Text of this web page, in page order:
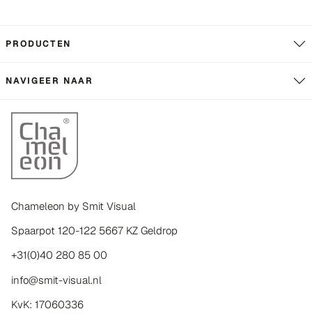
PRODUCTEN
NAVIGEER NAAR
Chameleon by Smit Visual
Spaarpot 120-122 5667 KZ Geldrop
+31(0)40 280 85 00
info@smit-visual.nl
KvK: 17060336